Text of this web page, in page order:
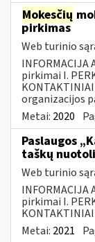
Mokesčių
pirkimas
Web turinio
INFORMACIJA
pirkimai I.
organizacijos
Metai: 2020
Paslaugos
taškų
Web turinio
INFORMACIJA
pirkimai I.
KONTAKTINIAI
Metai: 2021